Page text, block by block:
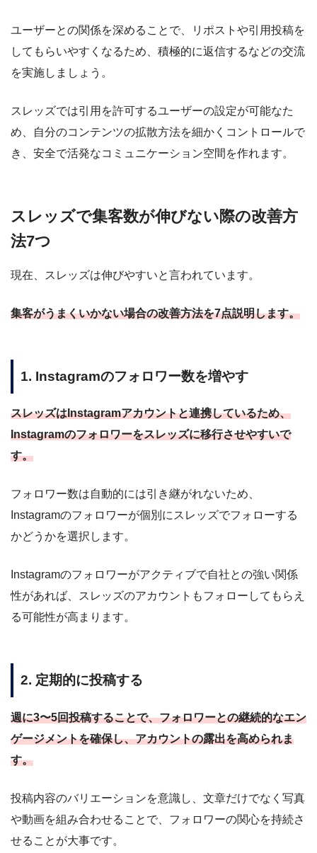
ユーザーとの関係を深めることで、リポストや引用投稿を
してもらいやすくなるため、積極的に返信するなどの交流
を実施しましょう。
スレッズでは引用を許可するユーザーの設定が可能なた
め、自分のコンテンツの拡散方法を細かくコントロールで
き、安全で活発なコミュニケーション空間を作れます。
スレッズで集客数が伸びない際の改善方
法7つ
現在、スレッズは伸びやすいと言われています。
集客がうまくいかない場合の改善方法を7点説明します。
1. Instagramのフォロワー数を増やす
スレッズはInstagramアカウントと連携しているため、
Instagramのフォロワーをスレッズに移行させやすいで
す。
フォロワー数は自動的には引き継がれないため、
Instagramのフォロワーが個別にスレッズでフォローする
かどうかを選択します。
Instagramのフォロワーがアクティブで自社との強い関係
性があれば、スレッズのアカウントもフォローしてもらえ
る可能性が高まります。
2. 定期的に投稿する
週に3〜5回投稿することで、フォロワーとの継続的なエン
ゲージメントを確保し、アカウントの露出を高められま
す。
投稿内容のバリエーションを意識し、文章だけでなく写真
や動画を組み合わせることで、フォロワーの関心を持続さ
せることが大事です。